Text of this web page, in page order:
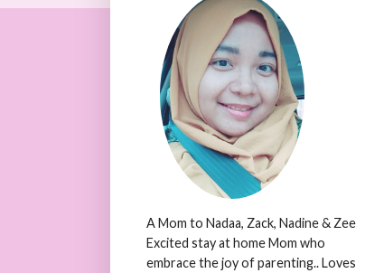
A Mom to Nadaa, Zack, Nadine & Zee
Excited stay at home Mom who
embrace the joy of parenting.. Loves